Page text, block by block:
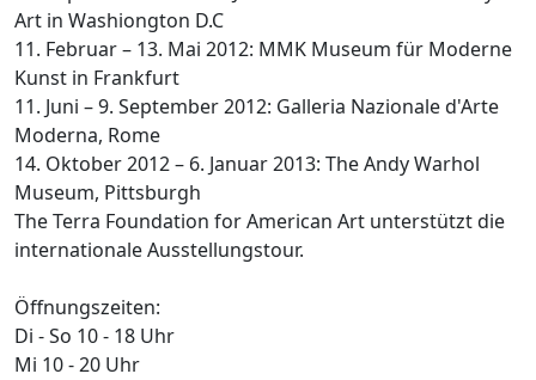
Art in Washiongton D.C
11. Februar – 13. Mai 2012: MMK Museum für Moderne
Kunst in Frankfurt
11. Juni – 9. September 2012: Galleria Nazionale d'Arte
Moderna, Rome
14. Oktober 2012 – 6. Januar 2013: The Andy Warhol
Museum, Pittsburgh
The Terra Foundation for American Art unterstützt die
internationale Ausstellungstour.
Öffnungszeiten:
Di - So 10 - 18 Uhr
Mi 10 - 20 Uhr